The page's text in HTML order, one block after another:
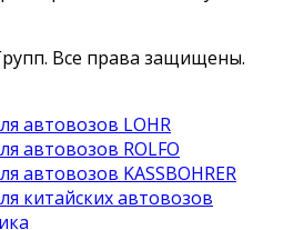
Все права защищены.
автовозов LOHR
автовозов ROLFO
автовозов KASSBOHRER
китайских автовозов